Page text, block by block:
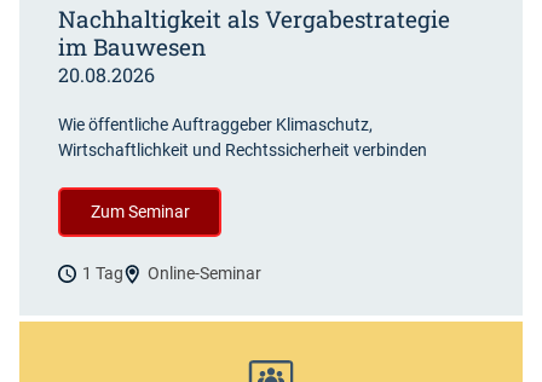
Nachhaltigkeit als Vergabestrategie
im Bauwesen
20.08.2026
Wie öffentliche Auftraggeber Klimaschutz,
Wirtschaftlichkeit und Rechtssicherheit verbinden
Zum Seminar
1 Tag Online-Seminar